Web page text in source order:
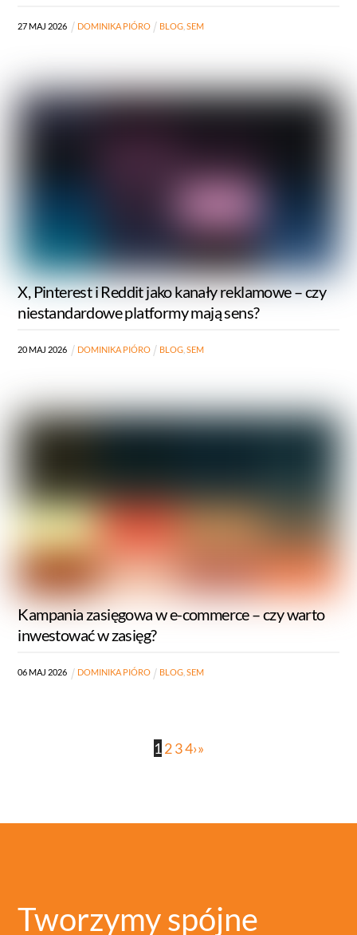
27 MAJ 2026 DOMINIKA PIÓRO BLOG, SEM
X, Pinterest i Reddit jako kanały reklamowe – czy
niestandardowe platformy mają sens?
20 MAJ 2026 DOMINIKA PIÓRO BLOG, SEM
Kampania zasięgowa w e-commerce – czy warto
inwestować w zasięg?
06 MAJ 2026 DOMINIKA PIÓRO BLOG, SEM
1 2 34›»
Tworzymy spójne